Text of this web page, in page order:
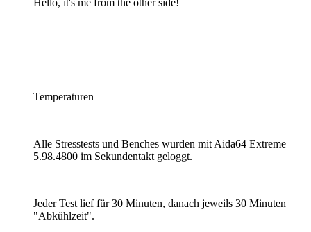
Temperaturen
Alle Stresstests und Benches wurden mit Aida64 Extreme
5.98.4800 im Sekundentakt geloggt.
Jeder Test lief für 30 Minuten, danach jeweils 30 Minuten
"Abkühlzeit".